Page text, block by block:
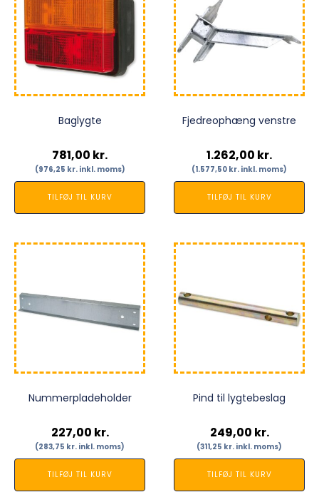
Baglygte
781,00 kr.
(976,25 kr.inkl. moms)
TILFØJ TIL KURV
Fjedreophæng venstre
1.262,00 kr.
(1.577,50 kr. inkl. moms)
TILFØJ TIL KURV
Nummerpladeholder
227,00 kr.
(283,75 kr. inkl. moms)
TILFØJ TIL KURV
Pind til lygtebeslag
249,00 kr.
(311,25 kr. inkl. moms)
TILFØJ TIL KURV